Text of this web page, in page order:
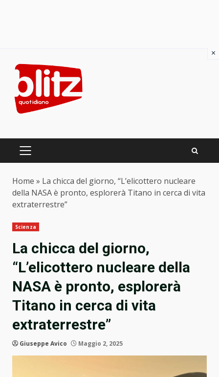
content
PRIMARY
Home » La chicca del giorno, “L’elicottero nucleare
della NASA è pronto, esplorerà Titano in cerca di vita
extraterrestre”
Scienza
La chicca del giorno,
“L’elicottero nucleare della
NASA è pronto, esplorerà
Titano in cerca di vita
extraterrestre”
Giuseppe Avico Maggio 2, 2025
×